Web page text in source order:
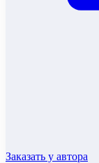
Заказать у автора